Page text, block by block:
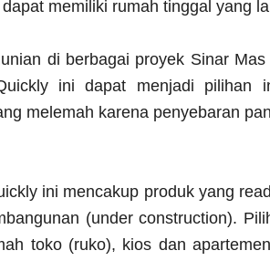
memiliki rumah tinggal yang
di berbagai proyek Sinar
ini dapat menjadi pilihan
melemah karena penyebaran
ini mencakup produk yang
(under construction).
toko (ruko), kios dan